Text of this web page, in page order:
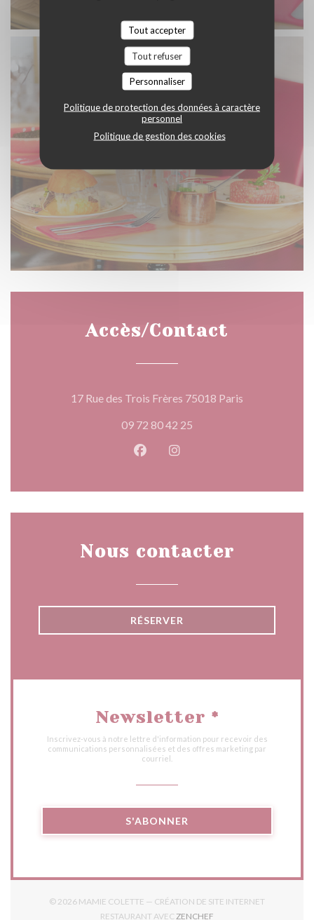
Tout accepter
Tout refuser
Personnaliser
Politique de protection des données à caractère
personnel
Politique de gestion des cookies
Accès/Contact
17 Rue des Trois Frères 75018 Paris
09 72 80 42 25
Facebook ((ouvre une
Instagram ((ouvre une
Nous contacter
RÉSERVER
Newsletter *
Inscrivez-vous à notre lettre d'information pour recevoir des
communications personnalisées et des offres marketing par
courriel.
S'ABONNER
© 2026 MAMIE COLETTE — CRÉATION DE SITE INTERNET
RESTAURANT AVEC ZENCHEF